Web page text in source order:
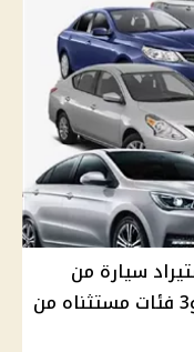
سيارة من
الخارج للاستعمال الشخصي 2025 و3 فئات مستثناه من